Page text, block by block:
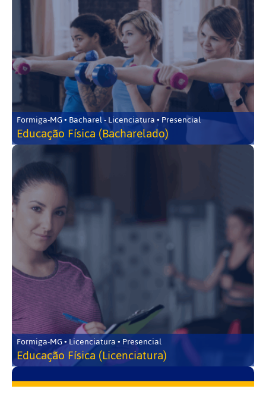
Formiga-MG • Bacharel - Licenciatura • Presencial
Educação Física (Bacharelado)
Formiga-MG • Licenciatura • Presencial
Educação Física (Licenciatura)